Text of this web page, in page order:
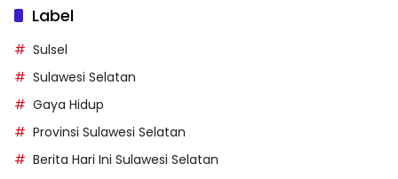
Label
Sulsel
Sulawesi Selatan
Gaya Hidup
Provinsi Sulawesi Selatan
Berita Hari Ini Sulawesi Selatan